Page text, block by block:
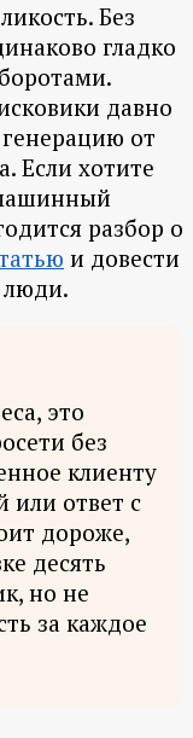
Без
гладко
давно
от
Если хотите
разбор о
и довести
люди.
это
без
клиенту
ответ с
дороже,
десять
но не
за каждое